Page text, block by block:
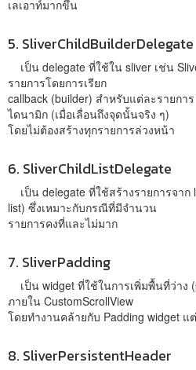
เลเอาท์มากขึ้น
5. SliverChildBuilderDelegate
เป็น delegate ที่ใช้ใน sliver เช่น
รายการโดยการเรียก
callback (builder) สำหรับแต่ละรายกา
ไดนามิก (เมื่อเลื่อนถึงจุดนั้นจริง ๆ)
โดยไม่ต้องสร้างทุกรายการล่วงหน้า
6. SliverChildListDelegate
เป็น delegate ที่ใช้สร้างรายการจาก
list) ซึ่งเหมาะกับกรณีที่มีจำนวน
รายการคงที่และไม่มาก
7. SliverPadding
เป็น widget ที่ใช้ในการเพิ่มพื้นที่ว่าง
ภายใน CustomScrollView
โดยทำงานคล้ายกับ Padding widget แ
8. SliverPersistentHeader